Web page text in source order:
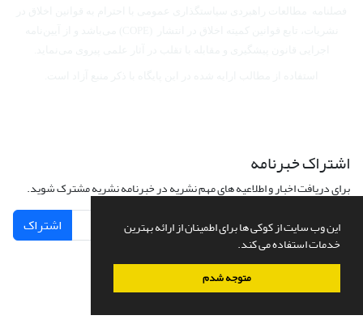
این وب سایت از کوکی ها برای اطمینان از ارائه بهترین
خدمات استفاده می کند.
متوجه شدم
اشتراک خبرنامه
برای دریافت اخبار و اطلاعیه های مهم نشریه در خبرنامه نشریه مشترک شوید.
اشتراک
سامانه مدیریت نشریات علمی.طراحی و پیاده سازی ازسیناوب